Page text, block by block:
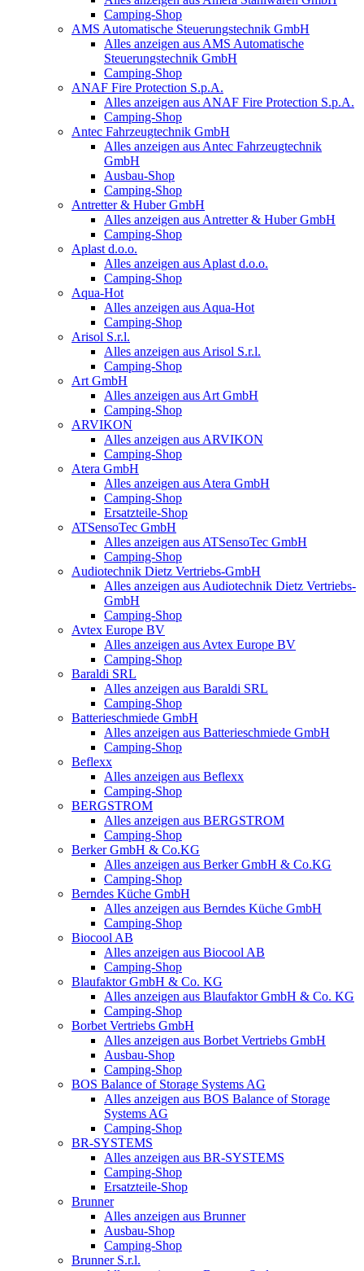
Camping-Shop
AMS Automatische Steuerungstechnik GmbH
Alles anzeigen aus AMS Automatische
Steuerungstechnik GmbH
Camping-Shop
ANAF Fire Protection S.p.A.
Alles anzeigen aus ANAF Fire Protection S.p.A.
Camping-Shop
Antec Fahrzeugtechnik GmbH
Alles anzeigen aus Antec Fahrzeugtechnik
GmbH
Ausbau-Shop
Camping-Shop
Antretter & Huber GmbH
Alles anzeigen aus Antretter & Huber GmbH
Camping-Shop
Aplast d.o.o.
Alles anzeigen aus Aplast d.o.o.
Camping-Shop
Aqua-Hot
Alles anzeigen aus Aqua-Hot
Camping-Shop
Arisol S.r.l.
Alles anzeigen aus Arisol S.r.l.
Camping-Shop
Art GmbH
Alles anzeigen aus Art GmbH
Camping-Shop
ARVIKON
Alles anzeigen aus ARVIKON
Camping-Shop
Atera GmbH
Alles anzeigen aus Atera GmbH
Camping-Shop
Ersatzteile-Shop
ATSensoTec GmbH
Alles anzeigen aus ATSensoTec GmbH
Camping-Shop
Audiotechnik Dietz Vertriebs-GmbH
Alles anzeigen aus Audiotechnik Dietz Vertriebs-
GmbH
Camping-Shop
Avtex Europe BV
Alles anzeigen aus Avtex Europe BV
Camping-Shop
Baraldi SRL
Alles anzeigen aus Baraldi SRL
Camping-Shop
Batterieschmiede GmbH
Alles anzeigen aus Batterieschmiede GmbH
Camping-Shop
Beflexx
Alles anzeigen aus Beflexx
Camping-Shop
BERGSTROM
Alles anzeigen aus BERGSTROM
Camping-Shop
Berker GmbH & Co.KG
Alles anzeigen aus Berker GmbH & Co.KG
Camping-Shop
Berndes Küche GmbH
Alles anzeigen aus Berndes Küche GmbH
Camping-Shop
Biocool AB
Alles anzeigen aus Biocool AB
Camping-Shop
Blaufaktor GmbH & Co. KG
Alles anzeigen aus Blaufaktor GmbH & Co. KG
Camping-Shop
Borbet Vertriebs GmbH
Alles anzeigen aus Borbet Vertriebs GmbH
Ausbau-Shop
Camping-Shop
BOS Balance of Storage Systems AG
Alles anzeigen aus BOS Balance of Storage
Systems AG
Camping-Shop
BR-SYSTEMS
Alles anzeigen aus BR-SYSTEMS
Camping-Shop
Ersatzteile-Shop
Brunner
Alles anzeigen aus Brunner
Ausbau-Shop
Camping-Shop
Brunner S.r.l.